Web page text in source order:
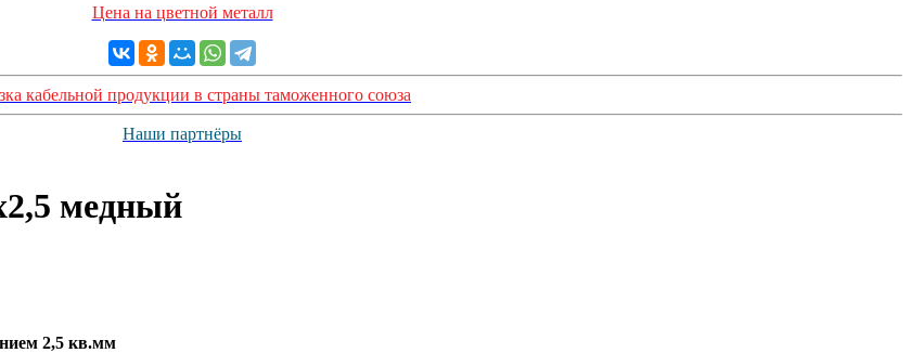
Цена на цветной металл
кабельной продукции в страны таможенного союза
Наши партнёры
медный
2,5 кв.мм